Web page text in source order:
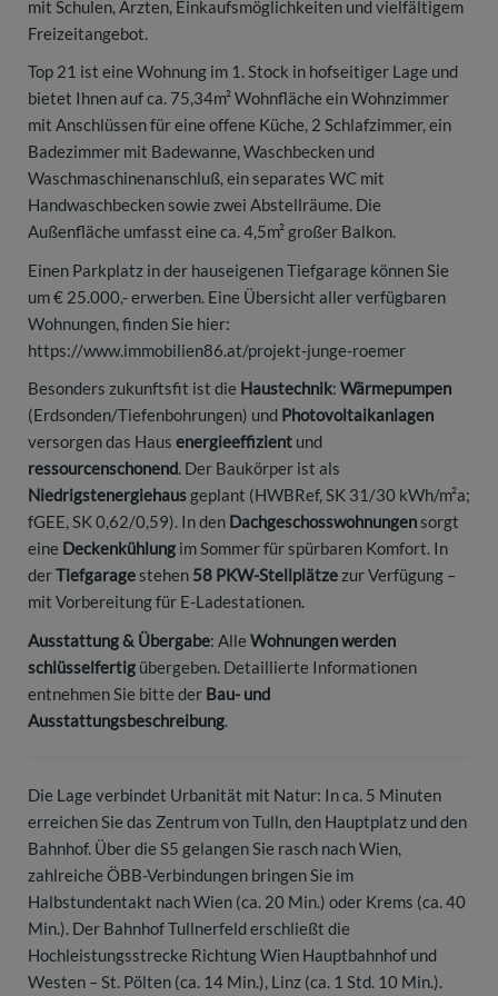
mit Schulen, Ärzten, Einkaufsmöglichkeiten und vielfältigem
Freizeitangebot.
Top 21 ist eine Wohnung im 1. Stock in hofseitiger Lage und
bietet Ihnen auf ca. 75,34m² Wohnfläche ein Wohnzimmer
mit Anschlüssen für eine offene Küche, 2 Schlafzimmer, ein
Badezimmer mit Badewanne, Waschbecken und
Waschmaschinenanschluß, ein separates WC mit
Handwaschbecken sowie zwei Abstellräume. Die
Außenfläche umfasst eine ca. 4,5m² großer Balkon.
Einen Parkplatz in der hauseigenen Tiefgarage können Sie
um € 25.000,- erwerben. Eine Übersicht aller verfügbaren
Wohnungen, finden Sie hier:
https://www.immobilien86.at/projekt-junge-roemer
Besonders zukunftsfit ist die Haustechnik: Wärmepumpen
(Erdsonden/Tiefenbohrungen) und Photovoltaikanlagen
versorgen das Haus energieeffizient und
ressourcenschonend. Der Baukörper ist als
Niedrigstenergiehaus geplant (HWBRef, SK 31/30 kWh/m²a;
fGEE, SK 0,62/0,59). In den Dachgeschosswohnungensorgt
eine Deckenkühlung im Sommer für spürbaren Komfort. In
derTiefgaragestehen 58 PKW-Stellplätzezur Verfügung –
mit Vorbereitung für E-Ladestationen.
Ausstattung & Übergabe: Alle Wohnungen werden
schlüsselfertig übergeben. Detaillierte Informationen
entnehmen Sie bitte der Bau- und
Ausstattungsbeschreibung.
Die Lage verbindet Urbanität mit Natur: In ca. 5 Minuten
erreichen Sie das Zentrum von Tulln, den Hauptplatz und den
Bahnhof. Über die S5 gelangen Sie rasch nach Wien,
zahlreiche ÖBB-Verbindungen bringen Sie im
Halbstundentakt nach Wien (ca. 20 Min.) oder Krems (ca. 40
Min.). Der Bahnhof Tullnerfeld erschließt die
Hochleistungsstrecke Richtung Wien Hauptbahnhof und
Westen – St. Pölten (ca. 14 Min.), Linz (ca. 1 Std. 10 Min.).